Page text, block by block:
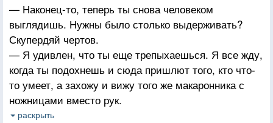
— Наконец-то, теперь ты снова человеком
выглядишь. Нужны было столько выдерживать?
Скупердяй чертов.
— Я удивлен, что ты еще трепыхаешься. Я все жду,
когда ты подохнешь и сюда пришлют того, кто что-
то умеет, а захожу и вижу того же макаронника с
ножницами вместо рук.
— С тебя 10 баксов.
раскрыть